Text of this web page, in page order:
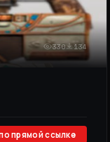
330 134
прямой ссылке